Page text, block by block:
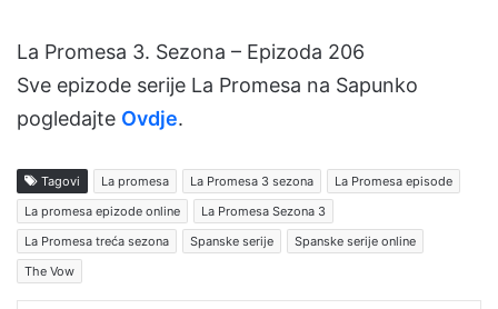
La Promesa 3. Sezona – Epizoda 206
Sve epizode serije La Promesa na Sapunko
pogledajte Ovdje.
Tagovi La promesa La Promesa 3 sezona
La Promesa episode
La promesa epizode online
La Promesa Sezona 3
La Promesa treća sezona
Spanske serije
Spanske serije online
The Vow